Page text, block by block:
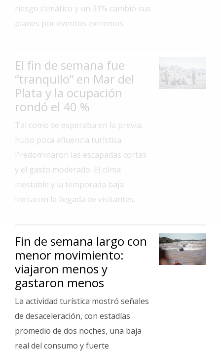
Interés
General
Deportes
Arte
Espectáculos
Policiales
Fotos
Familia
riesgo climático y un 31% cambió sus
planes por eventos extremos.
El fin de semana fue
“tranquilo” en Mar del
Plata y la ocupación
rondó el 40 %
Tal como se esperaba en la previa,
hubo poca afluencia turística.
Predominaron las escapadas cortas
y el gasto moderado. El clima
inestable y la temporada baja
limitaron la llegada de visitantes.
Fin de semana largo con
menor movimiento:
viajaron menos y
gastaron menos
La actividad turística mostró señales
de desaceleración, con estadías
promedio de dos noches, una baja
real del consumo y fuerte